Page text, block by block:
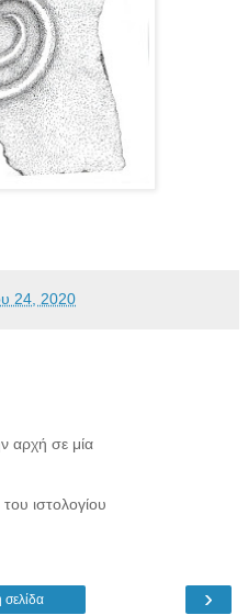
24, 2020
αρχή σε μία
ιστολογίου
›
σελίδα